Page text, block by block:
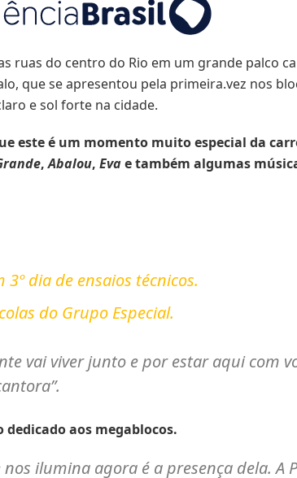
ruas do centro do Rio em um grande palco
que se apresentou pela primeira.vez nos
e sol forte na cidade.
este é um momento muito especial da
,Abalou, Evae também algumas
dia de ensaios técnicos.
do Grupo Especial.
vai viver junto e por estar aqui com
aos megablocos.
nos ilumina agora é a presença dela.